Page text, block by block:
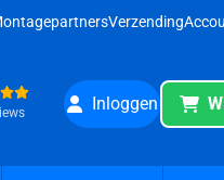
Verzending
Inloggen